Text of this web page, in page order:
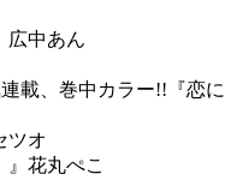
広中あん
載、巻中カラー!!『恋に
ツオ
』花丸ぺこ